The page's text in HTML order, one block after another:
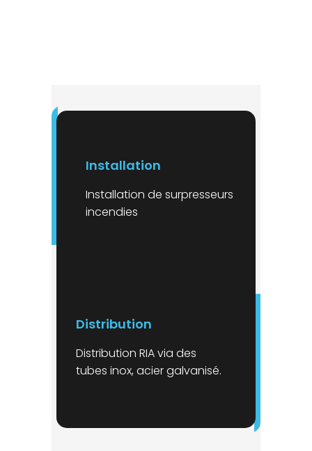
Installation
Installation de surpresseurs
incendies
Distribution
Distribution RIA via des
tubes inox, acier galvanisé.